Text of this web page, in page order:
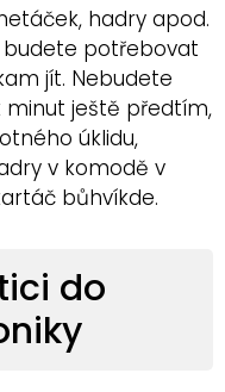
hadry apod.
budete potřebovat
jít. Nebudete
ještě předtím,
úklidu,
v komodě v
bůhvíkde.
do